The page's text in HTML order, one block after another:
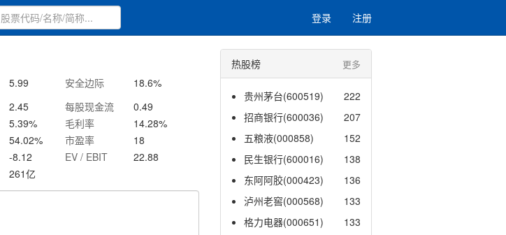
登录 注册
5.99 安全边际 18.6%
2.45 每股现金流
0.49
5.39% 毛利率 14.28%
54.02% 市盈率
18
-8.12 EV / EBIT
22.88
261亿
热股榜 更多
贵州茅台(600519)
222
招商银行(600036)
207
五粮液(000858)
152
民生银行(600016)
138
东阿阿胶(000423)
136
泸州老窖(000568)
133
格力电器(000651)
133